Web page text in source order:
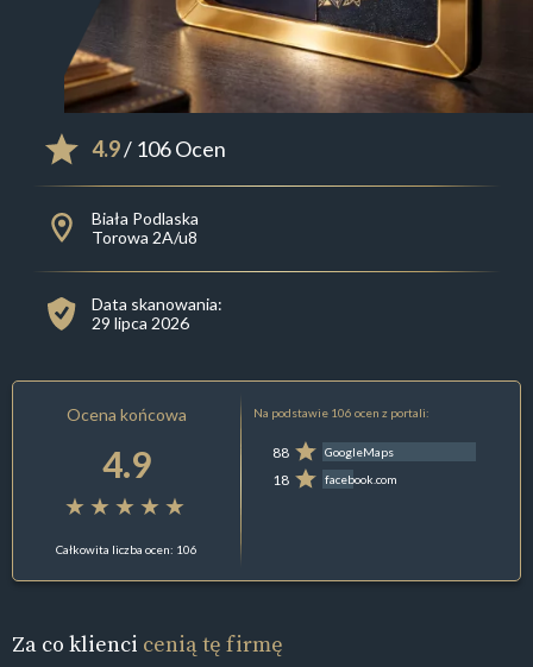
4.9/ 106 Ocen
Biała Podlaska
Torowa 2A/u8
Data skanowania:
29 lipca 2026
Ocena końcowa
4.9
Całkowita liczba ocen: 106
Na podstawie 106 ocen z portali:
88 GoogleMaps
18 facebook.com
Za co klienci cenią tę firmę